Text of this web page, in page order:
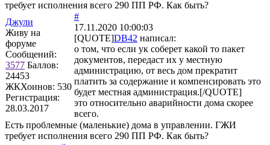
требует исполнения всего 290 ПП РФ. Как быть?
Джули
Живу на
форуме
Сообщений:
3577 Баллов:
24453
ЖКХоинов: 530
Регистрация:
28.03.2017
#
17.11.2020 10:00:03
[QUOTE]DB42 написал:
о том, что если ук соберет какой то пакет
документов, передаст их у местную
администрацию, от весь дом прекратит
платить за содержание и компенсировать это
будет местная администрация.[/QUOTE]
это относительно аварийности дома скорее
всего.
Есть проблемные (маленькие) дома в управлении. ГЖИ
требует исполнения всего 290 ПП РФ. Как быть?